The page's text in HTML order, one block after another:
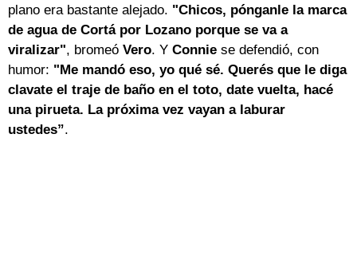
plano era bastante alejado. "Chicos, pónganle la marca
de agua de Cortá por Lozano porque se va a
viralizar", bromeó Vero. Y Connie se defendió, con
humor: "Me mandó eso, yo qué sé. Querés que le diga
clavate el traje de baño en el toto, date vuelta, hacé
una pirueta. La próxima vez vayan a laburar
ustedes”.